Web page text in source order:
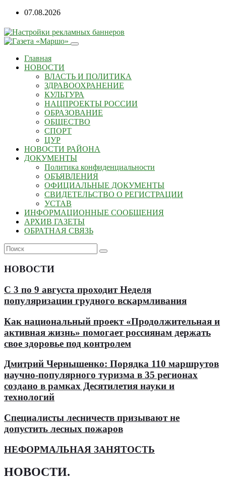
07.08.2026
Главная
НОВОСТИ
ВЛАСТЬ И ПОЛИТИКА
ЗДРАВООХРАНЕНИЕ
КУЛЬТУРА
НАЦПРОЕКТЫ РОССИИ
ОБРАЗОВАНИЕ
ОБЩЕСТВО
СПОРТ
ЦУР
НОВОСТИ РАЙОНА
ДОКУМЕНТЫ
Политика конфиденциальности
ОБЪЯВЛЕНИЯ
ОФИЦИАЛЬНЫЕ ДОКУМЕНТЫ
СВИДЕТЕЛЬСТВО О РЕГИСТРАЦИИ
УСТАВ
ИНФОРМАЦИОННЫЕ СООБЩЕНИЯ
АРХИВ ГАЗЕТЫ
ОБРАТНАЯ СВЯЗЬ
НОВОСТИ
С 3 по 9 августа проходит Неделя
популяризации грудного вскармливания
Как национальный проект «Продолжительная и
активная жизнь» помогает россиянам держать
свое здоровье под контролем
Дмитрий Чернышенко: Порядка 110 маршрутов
научно-популярного туризма в 35 регионах
создано в рамках Десятилетия науки и
технологий
Специалисты лесничеств призывают не
допустить лесных пожаров
НЕФОРМАЛЬНАЯ ЗАНЯТОСТЬ
НОВОСТИ.